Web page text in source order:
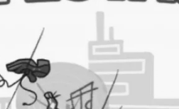
DE MÚSICA